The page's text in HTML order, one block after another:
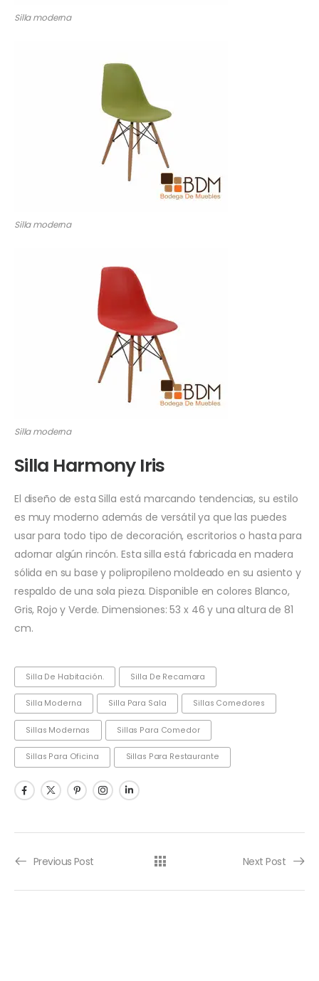
Silla moderna
Silla moderna
Silla moderna
Silla Harmony Iris
El diseño de esta Silla está marcando tendencias, su estilo
es muy moderno además de versátil ya que las puedes
usar para todo tipo de decoración, escritorios o hasta para
adornar algún rincón. Esta silla está fabricada en madera
sólida en su base y polipropileno moldeado en su asiento y
respaldo de una sola pieza. Disponible en colores Blanco,
Gris, Rojo y Verde. Dimensiones: 53 x 46 y una altura de 81
cm.
Silla De Habitación. Silla De Recamara
Silla Moderna Silla Para Sala Sillas Comedores
Sillas Modernas Sillas Para Comedor
Sillas Para Oficina Sillas Para Restaurante
Previous Post Next Post